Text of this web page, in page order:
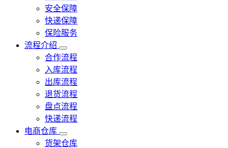
安全保障
快递保障
保险服务
流程介绍
合作流程
入库流程
出库流程
退货流程
盘点流程
快递流程
电商仓库
货架仓库